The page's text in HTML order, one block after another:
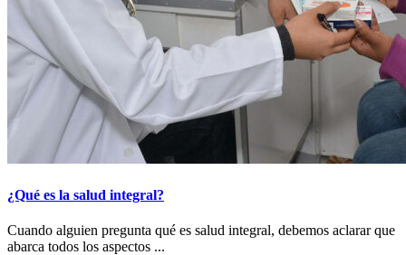
¿Qué es la salud integral?
Cuando alguien pregunta qué es salud integral, debemos aclarar que
abarca todos los aspectos ...